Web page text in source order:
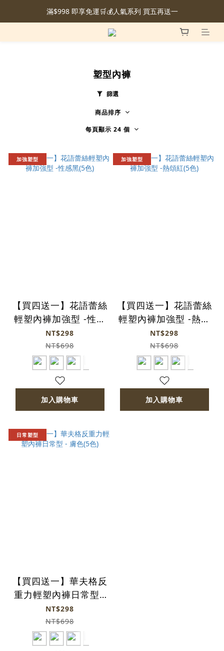
滿$998 即享免運🛒💰人氣系列 買五再送一
塑型內褲
篩選
商品排序
每頁顯示 24 個
加強塑型
【買四送一】花語蕾絲
輕塑內褲加強型 -性感
黑(5色)
NT$298
NT$698
加入購物車
加強塑型
【買四送一】花語蕾絲
輕塑內褲加強型 -熱頌
紅(5色)
NT$298
NT$698
加入購物車
日常塑型
【買四送一】華夫格反
重力輕塑內褲日常型 -
膚色(5色)
NT$298
NT$698